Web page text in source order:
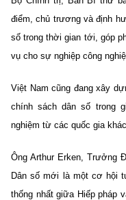
điểm, chủ trương và định
số trong thời gian tới, góp
vụ cho sự nghiệp công
Việt Nam cũng đang xây
chính sách dân số trong
nghiệm từ các quốc gia khác.
Ông Arthur Erken, Trưởng
Dân số mới là một cơ hội
thống nhất giữa Hiếp pháp